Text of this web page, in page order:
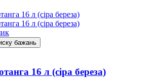
бажань
16 л (сіра береза)